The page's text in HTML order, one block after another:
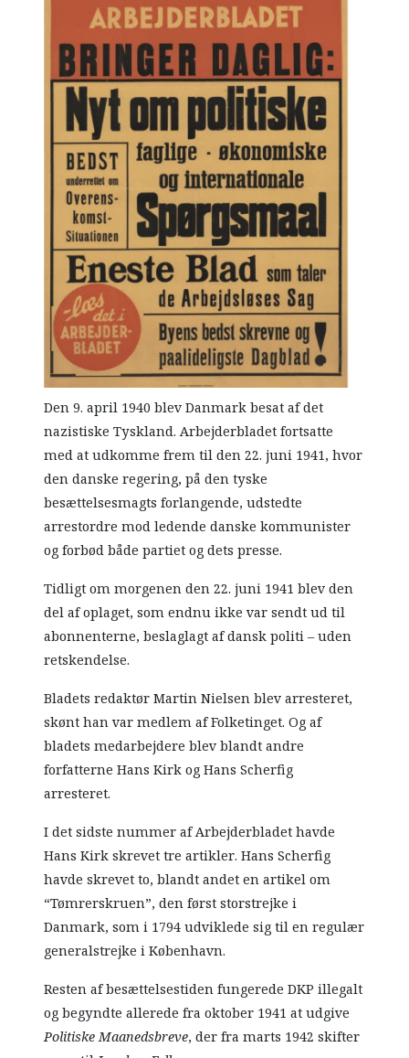
Den 9. april 1940 blev Danmark besat af det
nazistiske Tyskland. Arbejderbladet fortsatte
med at udkomme frem til den 22. juni 1941, hvor
den danske regering, på den tyske
besættelsesmagts forlangende, udstedte
arrestordre mod ledende danske kommunister
og forbød både partiet og dets presse.
Tidligt om morgenen den 22. juni 1941 blev den
del af oplaget, som endnu ikke var sendt ud til
abonnenterne, beslaglagt af dansk politi – uden
retskendelse.
Bladets redaktør Martin Nielsen blev arresteret,
skønt han var medlem af Folketinget. Og af
bladets medarbejdere blev blandt andre
forfatterne Hans Kirk og Hans Scherfig
arresteret.
I det sidste nummer af Arbejderbladet havde
Hans Kirk skrevet tre artikler. Hans Scherfig
havde skrevet to, blandt andet en artikel om
“Tømrerskruen”, den først storstrejke i
Danmark, som i 1794 udviklede sig til en regulær
generalstrejke i København.
Resten af besættelsestiden fungerede DKP illegalt
og begyndte allerede fra oktober 1941 at udgive
Politiske Maanedsbreve, der fra marts 1942 skifter